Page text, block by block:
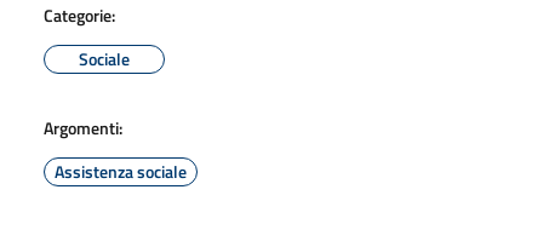
Categorie:
Sociale
Argomenti:
Assistenza sociale